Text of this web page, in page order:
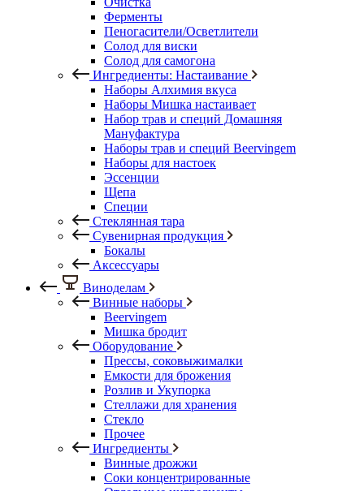
Ферменты
Пеногасители/Осветлители
Солод для виски
Солод для самогона
Ингредиенты: Настаивание
Наборы Алхимия вкуса
Наборы Мишка настаивает
Набор трав и специй Домашняя
Мануфактура
Наборы трав и специй Beervingem
Наборы для настоек
Эссенции
Щепа
Специи
Стеклянная тара
Сувенирная продукция
Бокалы
Аксессуары
Виноделам
Винные наборы
Beervingem
Мишка бродит
Оборудование
Прессы, соковыжималки
Емкости для брожения
Розлив и Укупорка
Стеллажи для хранения
Стекло
Прочее
Ингредиенты
Винные дрожжи
Соки концентрированные